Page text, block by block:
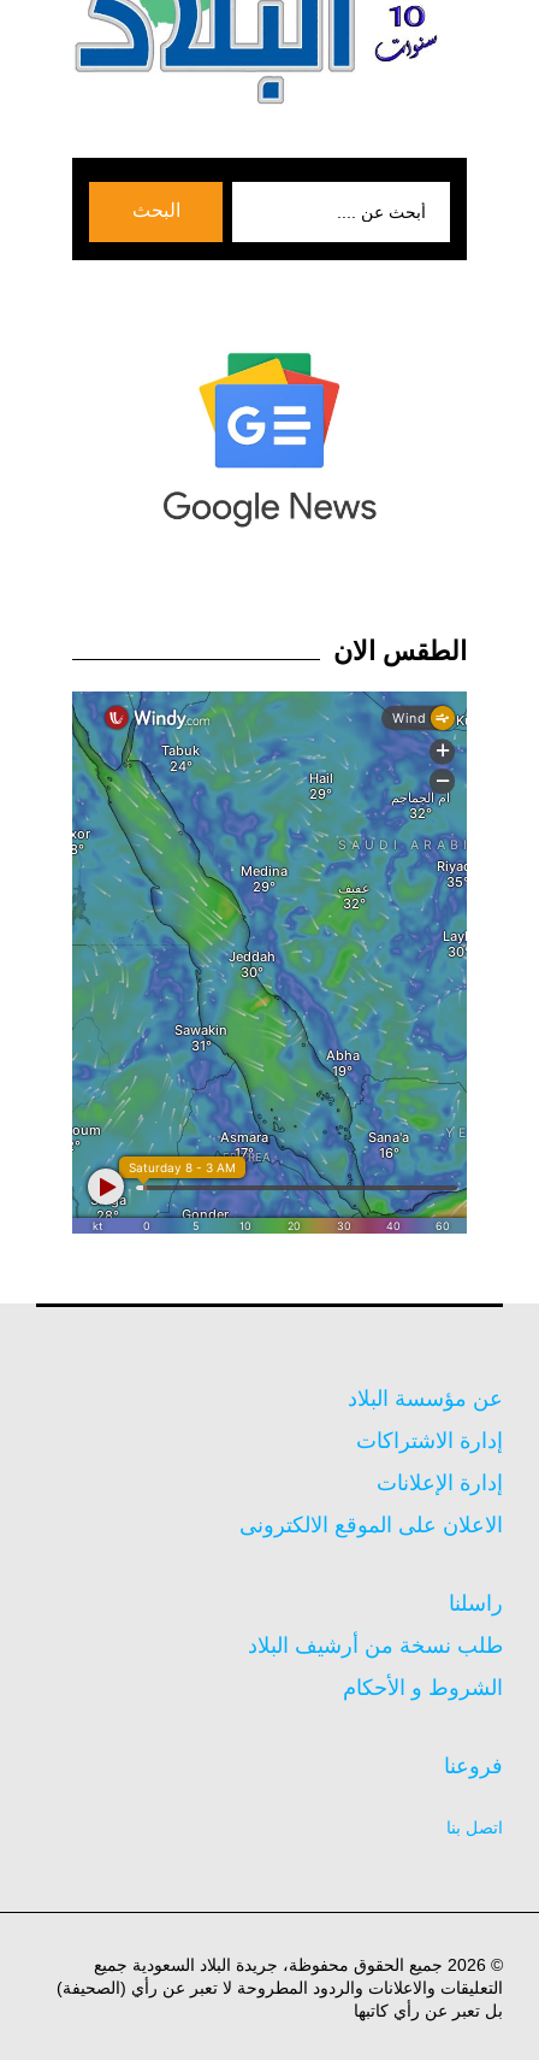
البحث
الطقس الان
عن مؤسسة البلاد
إدارة الاشتراكات
إدارة الإعلانات
الاعلان على الموقع الالكترونى
راسلنا
طلب نسخة من أرشيف البلاد
الشروط و الأحكام
فروعنا
اتصل بنا
© 2026 جميع الحقوق محفوظة، جريدة البلاد السعودية جميع
التعليقات والاعلانات والردود المطروحة لا تعبر عن رأي (الصحيفة)
بل تعبر عن رأي كاتبها